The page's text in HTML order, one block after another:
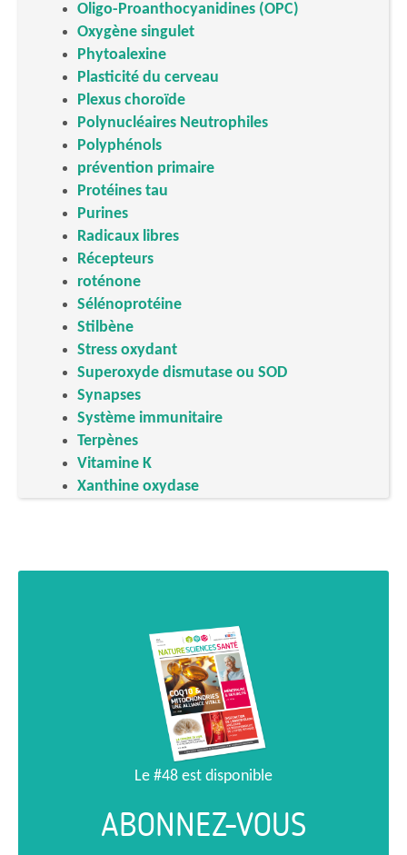
Oligo-Proanthocyanidines (OPC)
Oxygène singulet
Phytoalexine
Plasticité du cerveau
Plexus choroïde
Polynucléaires Neutrophiles
Polyphénols
prévention primaire
Protéines tau
Purines
Radicaux libres
Récepteurs
roténone
Sélénoprotéine
Stilbène
Stress oxydant
Superoxyde dismutase ou SOD
Synapses
Système immunitaire
Terpènes
Vitamine K
Xanthine oxydase
Le #48 est disponible
ABONNEZ-VOUS